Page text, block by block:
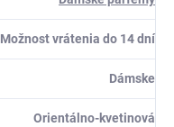
Možnost vrátenia do 14 dní
Dámske
Orientálno-kvetinová